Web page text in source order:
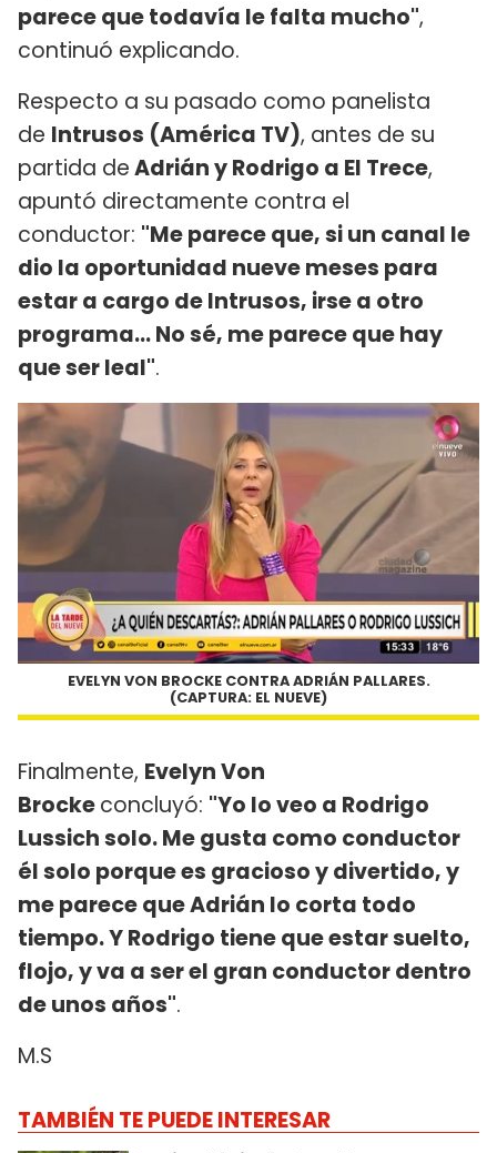
parece que todavía le falta mucho",
continuó explicando.
Respecto a su pasado como panelista
de Intrusos (América TV), antes de su
partida deAdrián y Rodrigo a El Trece,
apuntó directamente contra el
conductor: "Me parece que, si un canal le
dio la oportunidad nueve meses para
estar a cargo de Intrusos, irse a otro
programa… No sé, me parece que hay
que ser leal".
EVELYN VON BROCKE CONTRA ADRIÁN PALLARES.
(CAPTURA: EL NUEVE)
Finalmente, Evelyn Von
Brockeconcluyó: "Yo lo veo a Rodrigo
Lussich solo. Me gusta como conductor
él solo porque es gracioso y divertido, y
me parece que Adrián lo corta todo
tiempo. Y Rodrigo tiene que estar suelto,
flojo, y va a ser el gran conductor dentro
de unos años".
M.S
TAMBIÉN TE PUEDE INTERESAR